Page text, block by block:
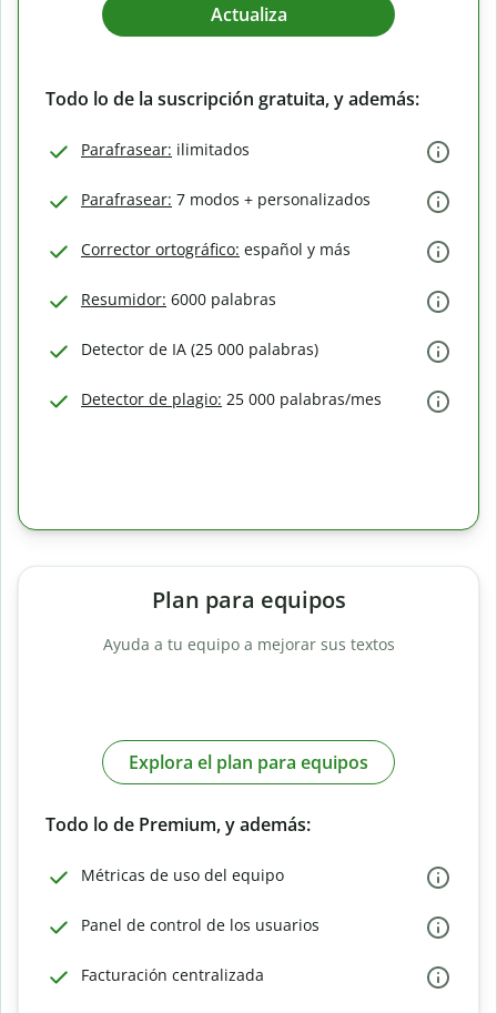
Actualiza
Todo lo de la suscripción gratuita, y además:
Parafrasear: ilimitados
Parafrasear: 7 modos + personalizados
Corrector ortográfico: español y más
Resumidor: 6000 palabras
Detector de IA (25 000 palabras)
Detector de plagio: 25 000 palabras/mes
Plan para equipos
Ayuda a tu equipo a mejorar sus textos
Explora el plan para equipos
Todo lo de Premium, y además:
Métricas de uso del equipo
Panel de control de los usuarios
Facturación centralizada